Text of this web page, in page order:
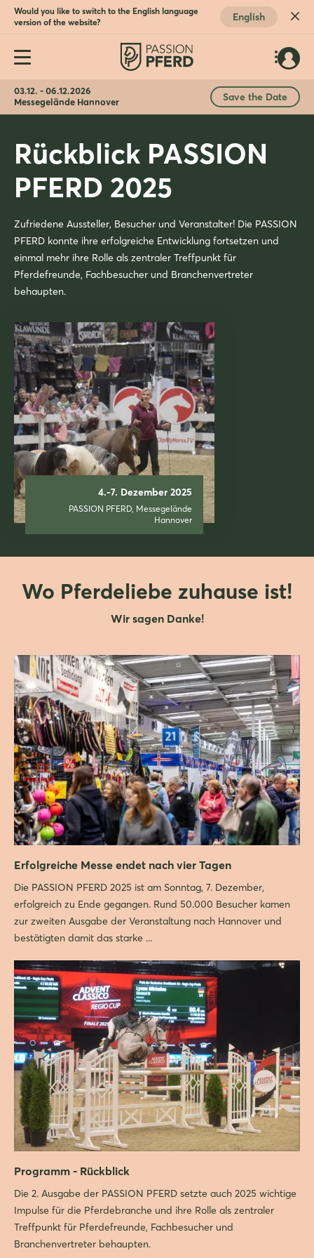
Would you like to switch to the English language
version of the website?
English
03.12. - 06.12.2026
Messegelände Hannover
Save the Date
Rückblick PASSION
PFERD 2025
Zufriedene Aussteller, Besucher und Veranstalter! Die PASSION
PFERD konnte ihre erfolgreiche Entwicklung fortsetzen und
einmal mehr ihre Rolle als zentraler Treffpunkt für
Pferdefreunde, Fachbesucher und Branchenvertreter
behaupten.
4.-7. Dezember 2025
PASSION PFERD, Messegelände
Hannover
Wo Pferdeliebe zuhause ist!
Wir sagen Danke!
Erfolgreiche Messe endet nach vier Tagen
Die PASSION PFERD 2025 ist am Sonntag, 7. Dezember,
erfolgreich zu Ende gegangen. Rund 50.000 Besucher kamen
zur zweiten Ausgabe der Veranstaltung nach Hannover und
bestätigten damit das starke ...
Programm - Rückblick
Die 2. Ausgabe der PASSION PFERD setzte auch 2025 wichtige
Impulse für die Pferdebranche und ihre Rolle als zentraler
Treffpunkt für Pferdefreunde, Fachbesucher und
Branchenvertreter behaupten.